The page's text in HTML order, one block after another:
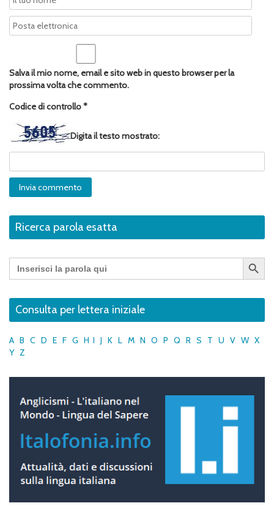
Salva il mio nome, email e sito web in questo browser per la
prossima volta che commento.
Codice di controllo*
Digita il testo mostrato:
Ricerca parola esatta
Search
for:
Search Button
Consulta per lettera iniziale
A B C D E F G H I J K L M N O P Q R S T U V W X
Y Z